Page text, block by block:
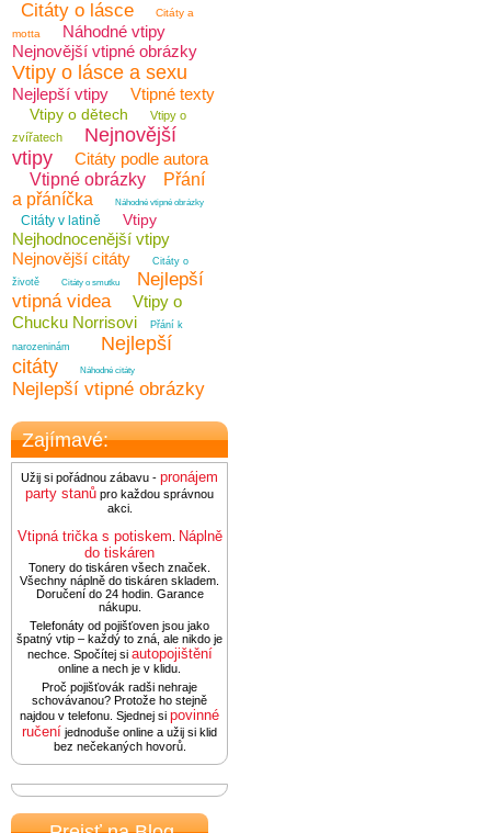
Citáty o lásce
Citáty a
motta
Náhodné vtipy
Nejnovější vtipné obrázky
Vtipy o lásce a sexu
Nejlepší vtipy Vtipné texty
Vtipy o dětech
Vtipy o
zvířatech
Nejnovější
vtipy
Citáty podle autora
Vtipné obrázky
Přání
a přáníčka
Náhodné vtipné obrázky
Citáty v latině Vtipy
Nejhodnocenější vtipy
Nejnovější citáty
Citáty o
životě
Citáty o smutku
Nejlepší
vtipná videa
Vtipy o
Chucku Norrisovi
Přání k
narozeninám
Nejlepší
citáty
Náhodné citáty
Nejlepší vtipné obrázky
Zajímavé:
Užij si pořádnou zábavu - pronájem
party stanů pro každou správnou
akci.
Vtipná trička s potiskem Náplně
do tiskáren
Tonery do tiskáren všech značek.
Všechny náplně do tiskáren skladem.
Doručení do 24 hodin. Garance
nákupu.
Telefonáty od pojišťoven jsou jako
špatný vtip – každý to zná, ale nikdo je
nechce. Spočítej si autopojištění
online a nech je v klidu.
Proč pojišťovák radši nehraje
schovávanou? Protože ho stejně
najdou v telefonu. Sjednej si povinné
ručení jednoduše online a užij si klid
bez nečekaných hovorů.